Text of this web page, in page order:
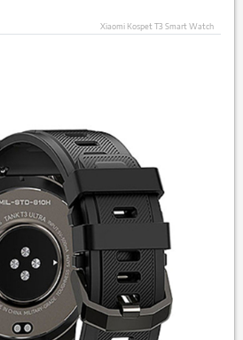
Xiaomi Kospet T3 Smart Watch